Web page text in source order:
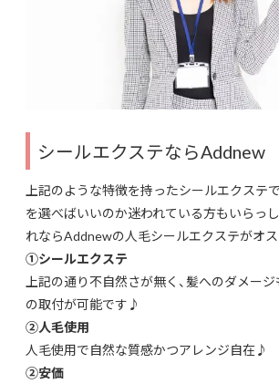
シールエクステならAddnew
上記のような特徴を持ったシールエクステ
を選べばいいのか迷われている方もいらっ
れならAddnewの人毛シールエクステがオス
①シールエクステ
上記の通り不自然さが無く、髪へのダメージ
の取付が可能です♪
②人毛使用
人毛使用で自然な質感かつアレンジ自在♪
②安価